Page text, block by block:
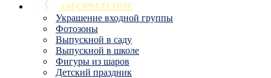
ОФОРМЛЕНИЕ
Украшение входной группы
Фотозоны
Выпускной в саду
Выпускной в школе
Фигуры из шаров
Детский праздник